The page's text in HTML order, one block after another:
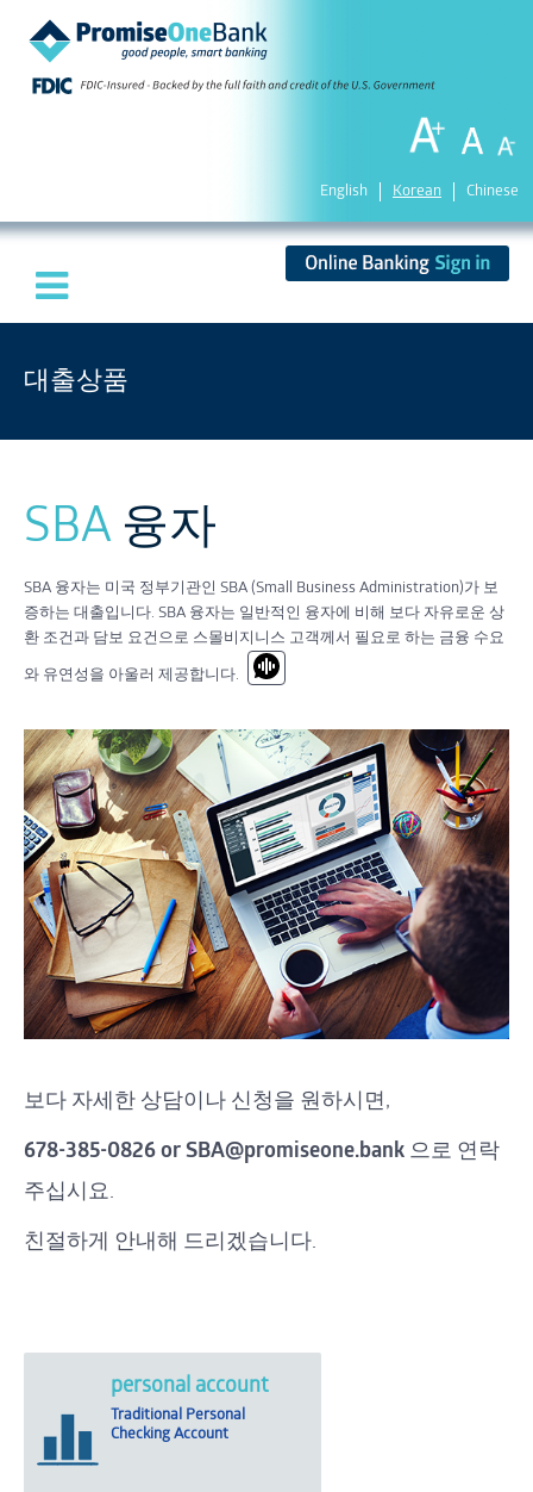
English Korean Chinese
대출상품
SBA 융자
SBA 융자는 미국 정부기관인 SBA (Small Business Administration)가 보
증하는 대출입니다. SBA 융자는 일반적인 융자에 비해 보다 자유로운 상
환 조건과 담보 요건으로 스몰비지니스 고객께서 필요로 하는 금융 수요
와 유연성을 아울러 제공합니다.
보다 자세한 상담이나 신청을 원하시면,
678-385-0826 or SBA@promiseone.bank 으로 연락
주십시요.
친절하게 안내해 드리겠습니다.
personal account
Traditional Personal
Checking Account